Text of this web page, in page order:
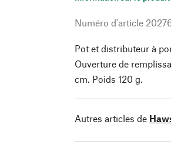
Numéro d'article
Pot et distributeur à
Ouverture de
cm. Poids 120 g.
Autres articles de